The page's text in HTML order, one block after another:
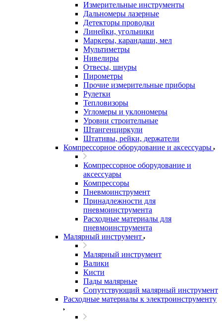
Измерительные инструменты
Дальномеры лазерные
Детекторы проводки
Линейки, угольники
Маркеры, карандаши, мел
Мультиметры
Нивелиры
Отвесы, шнуры
Пирометры
Прочие измерительные приборы
Рулетки
Тепловизоры
Угломеры и уклономеры
Уровни строительные
Штангенциркули
Штативы, рейки, держатели
Компрессорное оборудование и аксессуары
Компрессорное оборудование и
аксессуары
Компрессоры
Пневмоинструмент
Принадлежности для
пневмоинструмента
Расходные материалы для
пневмоинструмента
Малярный инструмент
Малярный инструмент
Валики
Кисти
Пады малярные
Сопутствующий малярный инструмент
Расходные материалы к электроинструменту